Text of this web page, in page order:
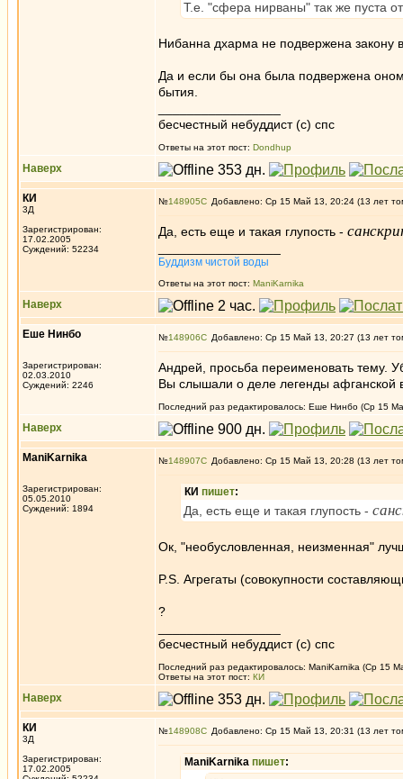
Т.е. "сфера нирваны" так же пуста
Нибанна дхарма не подвержена закону
Да и если бы она была подвержена
бытия.
бесчестный небуддист (с) спс
Ответы на этот пост: Dondhup
Наверх
КИ
3Д
Зарегистрирован:
17.02.2005
Суждений: 52234
№148905 Добавлено: Ср 15 Май 13, 20:24 (13 лет
Да, есть еще и такая глупость -
Буддизм чистой воды
Ответы на этот пост: ManiKarnika
Наверх
Еше Нинбо
Зарегистрирован:
02.03.2010
Суждений: 2246
№148906 Добавлено: Ср 15 Май 13, 20:27 (13 лет
Андрей, просьба переименовать тему.
Вы слышали о деле легенды афганской
Последний раз редактировалось: Еше Нинбо (Ср 15
Наверх
ManiKarnika
Зарегистрирован:
05.05.2010
Суждений: 1894
№148907 Добавлено: Ср 15 Май 13, 20:28 (13 лет
КИ пишет:
Да, есть еще и такая глупость -
Ок, "необусловленная, неизменная"
P.S. Агрегаты (совокупности
?
бесчестный небуддист (с) спс
Последний раз редактировалось: ManiKarnika (Ср 15
Ответы на этот пост: КИ
Наверх
КИ
3Д
Зарегистрирован:
17.02.2005
№148908 Добавлено: Ср 15 Май 13, 20:31 (13 лет
ManiKarnika пишет: